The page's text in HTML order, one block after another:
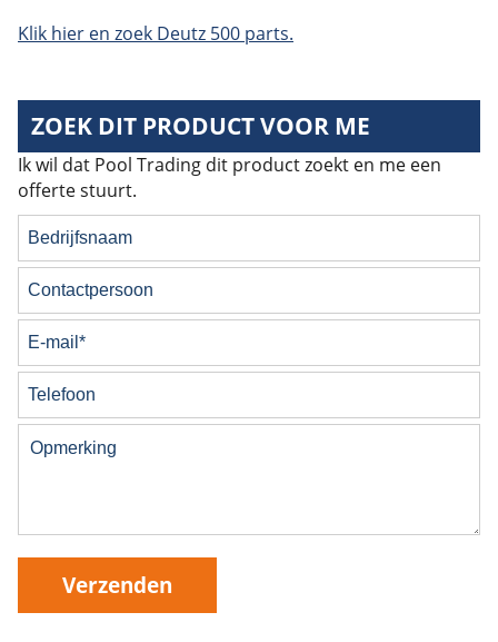
Klik hier en zoek Deutz 500 parts.
ZOEK DIT PRODUCT VOOR ME
Ik wil dat Pool Trading dit product zoekt en me een
offerte stuurt.
Verzenden